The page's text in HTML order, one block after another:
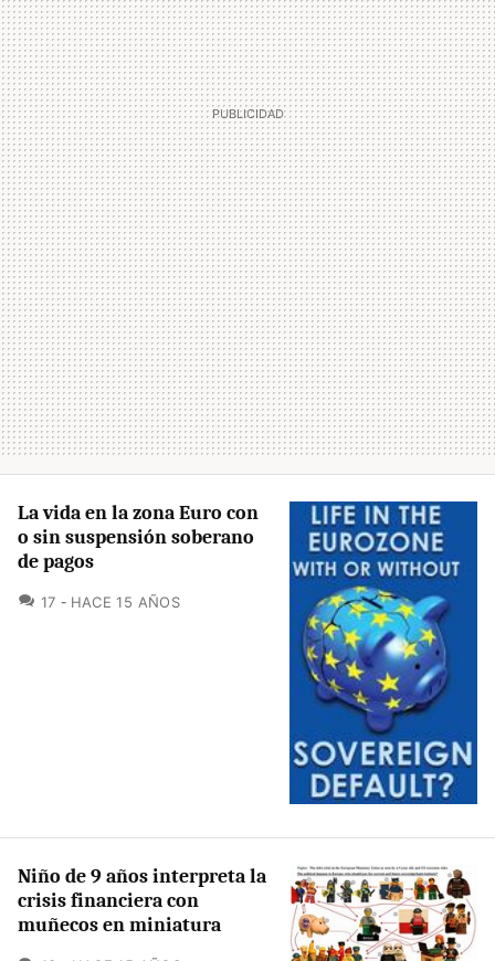
La vida en la zona Euro con
o sin suspensión soberano
de pagos
17 COMENTARIOS
HACE 15 AÑOS
Niño de 9 años interpreta la
crisis financiera con
muñecos en miniatura